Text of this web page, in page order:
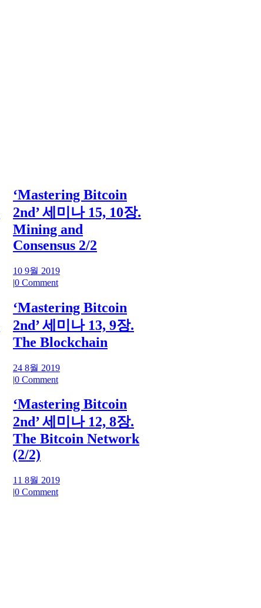
‘Mastering Bitcoin
2nd’ 세미나 15, 10장.
Mining and
Consensus 2/2
10 9월 2019
|0 Comment
‘Mastering Bitcoin
2nd’ 세미나 13, 9장.
The Blockchain
24 8월 2019
|0 Comment
‘Mastering Bitcoin
2nd’ 세미나 12, 8장.
The Bitcoin Network
(2/2)
11 8월 2019
|0 Comment